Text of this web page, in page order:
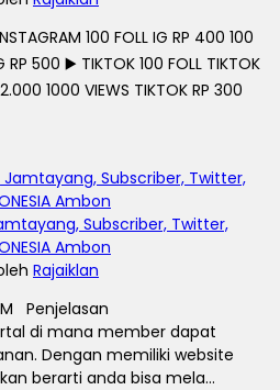
100 FOLL IG RP 400 100
RP 500 ▶️ TIKTOK 100 FOLL TIKTOK
1000 VIEWS TIKTOK RP 300
Subscriber, Twitter,
Ambon
Rajaiklan
Penjelasan
di mana member dapat
Dengan memiliki website
berarti anda bisa mela...